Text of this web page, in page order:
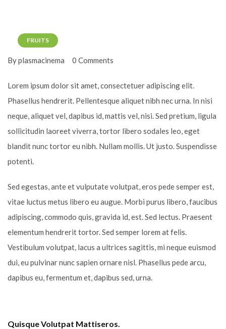
FRUITS
By plasmacinema 0 Comments
Lorem ipsum dolor sit amet, consectetuer adipiscing elit.
Phasellus hendrerit. Pellentesque aliquet nibh nec urna. In nisi
neque, aliquet vel, dapibus id, mattis vel, nisi. Sed pretium, ligula
sollicitudin laoreet viverra, tortor libero sodales leo, eget
blandit nunc tortor eu nibh. Nullam mollis. Ut justo. Suspendisse
potenti.
Sed egestas, ante et vulputate volutpat, eros pede semper est,
vitae luctus metus libero eu augue. Morbi purus libero, faucibus
adipiscing, commodo quis, gravida id, est. Sed lectus. Praesent
elementum hendrerit tortor. Sed semper lorem at felis.
Vestibulum volutpat, lacus a ultrices sagittis, mi neque euismod
dui, eu pulvinar nunc sapien ornare nisl. Phasellus pede arcu,
dapibus eu, fermentum et, dapibus sed, urna.
Quisque Volutpat Mattiseros.